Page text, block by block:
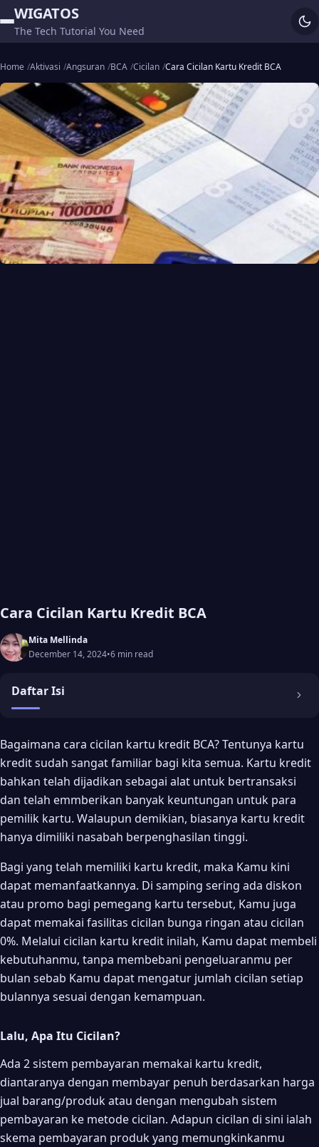
WIGATOS
The Tech Tutorial You Need
Home Aktivasi Angsuran BCA Cicilan Cara Cicilan Kartu Kredit BCA
Cara Cicilan Kartu Kredit BCA
Mita Mellinda
December 14, 2024•6 min read
Daftar Isi
Lalu, Apa Itu Cicilan?
Ketentuan Cicilan Kartu Kredit BCA
1. Program Kredit Bunga 0% Untuk Periode Tertentu
2. Tidak Semua Merchant Memberlakukan Cicilan Dengan
Bunga 0%
3. Program Cicilan Bunga 0% Tidak Berlaku Bagi Akumulasi
Cara Cicilan Kartu Kredit BCA
Cicilan Dengan Kartu Kredit BCA
Bagaimana cara cicilan kartu kredit BCA? Tentunya kartu
kredit sudah sangat familiar bagi kita semua. Kartu kredit
bahkan telah dijadikan sebagai alat untuk bertransaksi
dan telah emmberikan banyak keuntungan untuk para
pemilik kartu. Walaupun demikian, biasanya kartu kredit
hanya dimiliki nasabah berpenghasilan tinggi.
Bagi yang telah memiliki kartu kredit, maka Kamu kini
dapat memanfaatkannya. Di samping sering ada diskon
atau promo bagi pemegang kartu tersebut, Kamu juga
dapat memakai fasilitas cicilan bunga ringan atau cicilan
0%. Melalui cicilan kartu kredit inilah, Kamu dapat membeli
kebutuhanmu, tanpa membebani pengeluaranmu per
bulan sebab Kamu dapat mengatur jumlah cicilan setiap
bulannya sesuai dengan kemampuan.
Lalu, Apa Itu Cicilan?
Ada 2 sistem pembayaran memakai kartu kredit,
diantaranya dengan membayar penuh berdasarkan harga
jual barang/produk atau dengan mengubah sistem
pembayaran ke metode cicilan. Adapun cicilan di sini ialah
skema pembayaran produk yang memungkinkanmu